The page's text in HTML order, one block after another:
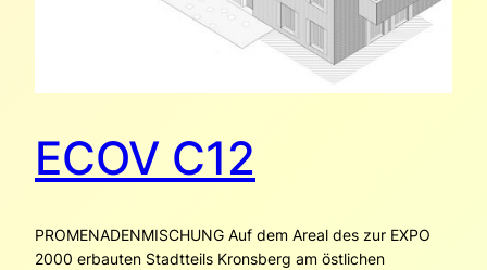
ECOV C12
PROMENADENMISCHUNG Auf dem Areal des zur EXPO
2000 erbauten Stadtteils Kronsberg am östlichen